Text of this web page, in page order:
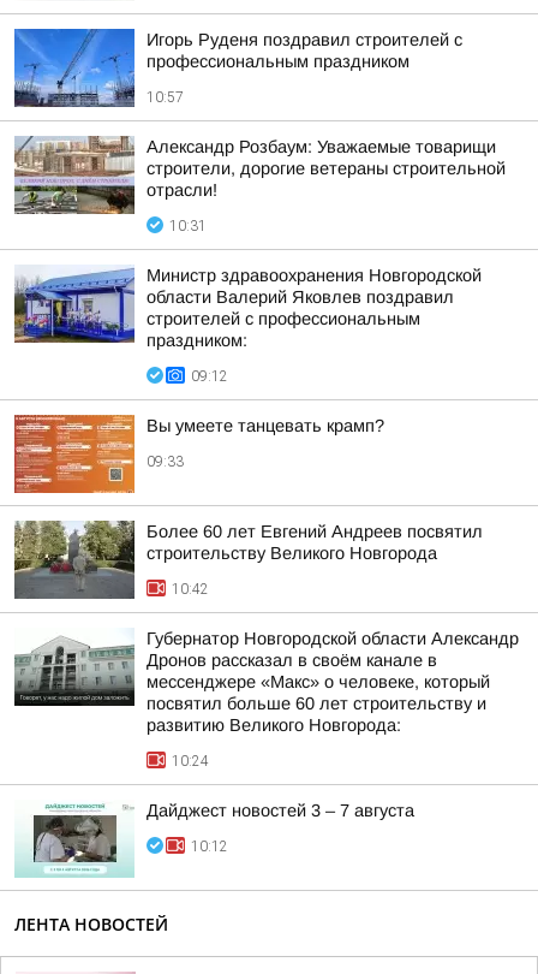
Игорь Руденя поздравил строителей с
профессиональным праздником
10:57
Александр Розбаум: Уважаемые товарищи
строители, дорогие ветераны строительной
отрасли!
10:31
Министр здравоохранения Новгородской
области Валерий Яковлев поздравил
строителей с профессиональным
праздником:
09:12
Вы умеете танцевать крамп?
09:33
Более 60 лет Евгений Андреев посвятил
строительству Великого Новгорода
10:42
Губернатор Новгородской области Александр
Дронов рассказал в своём канале в
мессенджере «Макс» о человеке, который
посвятил больше 60 лет строительству и
развитию Великого Новгорода:
10:24
Дайджест новостей 3 – 7 августа
10:12
ЛЕНТА НОВОСТЕЙ